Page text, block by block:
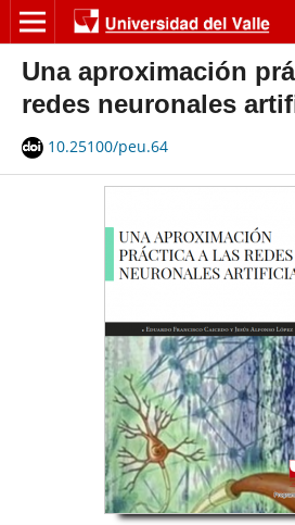
Una aproximación
redes neuronales
10.25100/peu.64